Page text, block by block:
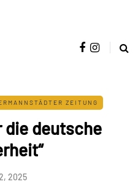
ZEITUNG
die deutsche
2025